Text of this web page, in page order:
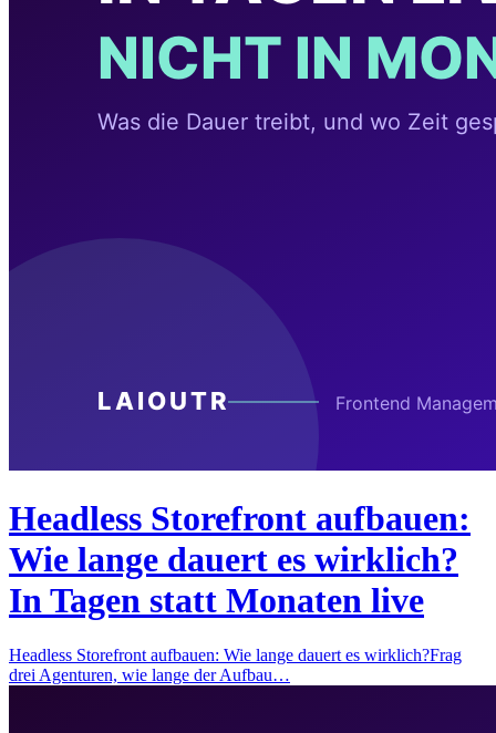
Headless Storefront aufbauen:
Wie lange dauert es wirklich?
In Tagen statt Monaten live
Headless Storefront aufbauen: Wie lange dauert es wirklich?Frag
drei Agenturen, wie lange der Aufbau…